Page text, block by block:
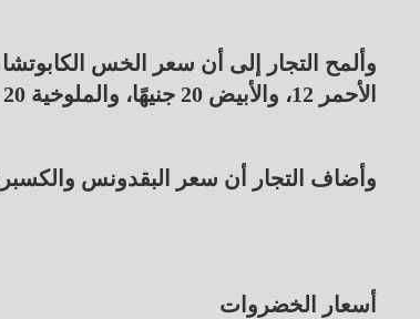
الأحمر 12، والأبيض 20 جنيهًا، والملوخية 20 جنيهًا للكيلو .
وأضاف التجار أن سعر البقدونس والكسبرة
أسعار الخضروات